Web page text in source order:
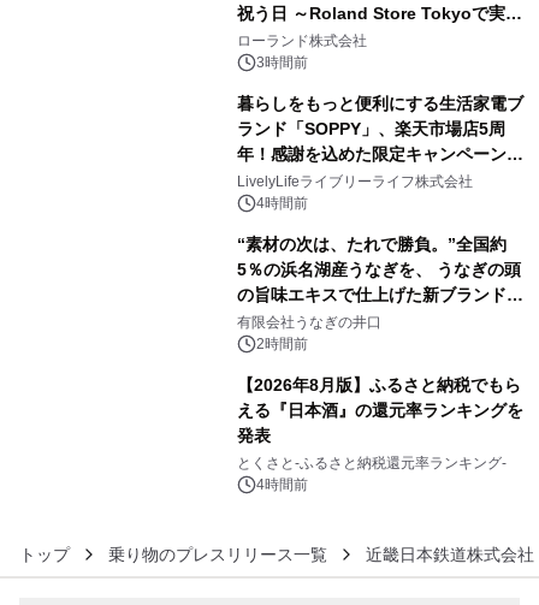
祝う日 ～Roland Store Tokyoで実機
を展示しての 記念キャンペーンを開
催 英国ラジオ「NTS」の 特別プログ
ラムや、「TR-808」を愛する伝説的
アーティストを フィーチャーしたアニ
メーションを公開～
ローランド株式会社
3時間前
暮らしをもっと便利にする生活家電ブ
ランド「SOPPY」、楽天市場店5周
年！感謝を込めた限定キャンペーンを
8月10日より開催
LivelyLifeライブリーライフ株式会社
4時間前
“素材の次は、たれで勝負。”全国約
5％の浜名湖産うなぎを、 うなぎの頭
の旨味エキスで仕上げた新ブランド
「井口の誉」誕生
有限会社うなぎの井口
2時間前
【2026年8月版】ふるさと納税でもら
える『日本酒』の還元率ランキングを
発表
とくさと-ふるさと納税還元率ランキング-
4時間前
トップ 乗り物のプレスリリース一覧 近畿日本鉄道株式会